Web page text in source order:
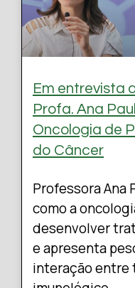
Em entrevista
Profa. Ana
Oncologia de
do Câncer
Professora Ana
como a
desenvolver
e apresenta
interação entre